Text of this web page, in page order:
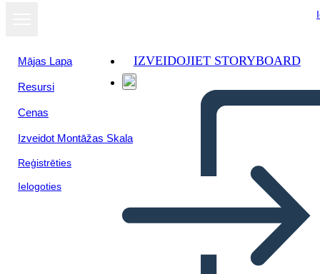
Mājas Lapa
Resursi
Cenas
Izveidot Montāžas Skala
Reģistrēties
Ielogoties
IZVEIDOJIET STORYBOARD